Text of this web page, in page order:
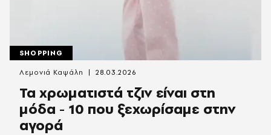
SHOPPING
Τα χρωματιστά τζιν είναι στη
μόδα - 10 που ξεχωρίσαμε στην
αγορά
Λεμονιά Καψάλη 28.03.2026